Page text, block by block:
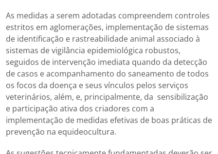
As medidas a serem adotadas compreendem controles
estritos em aglomerações, implementação de sistemas
de identificação e rastreabilidade animal associado à
sistemas de vigilância epidemiológica robustos,
seguidos de intervenção imediata quando da detecção
de casos e acompanhamento do saneamento de todos
os focos da doença e seus vínculos pelos serviços
veterinários, além, e, principalmente, da sensibilização
e participação ativa dos criadores com a
implementação de medidas efetivas de boas práticas de
prevenção na equideocultura.